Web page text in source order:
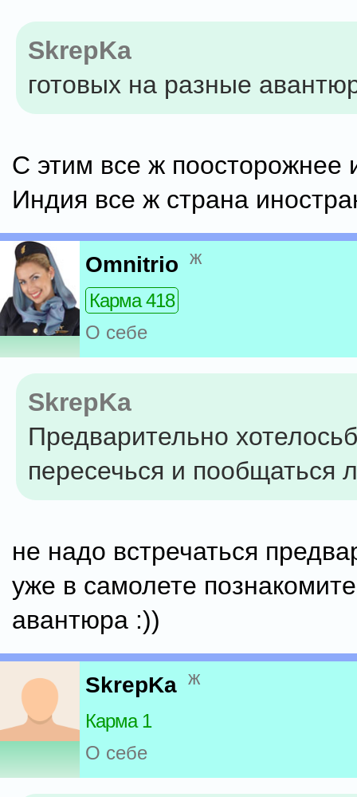
SkrepKa
готовых на разные
С этим все ж поосторожнее
Индия все ж страна
Omnitrio ж
Карма 418
О себе
SkrepKa
Предварительно
пересечься и пообщаться
не надо встречаться
уже в самолете
авантюра :))
SkrepKa ж
Карма 1
О себе